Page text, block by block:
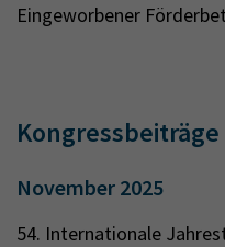
Eingeworbener
Kongressbeiträge
November 2025
54. Internationale